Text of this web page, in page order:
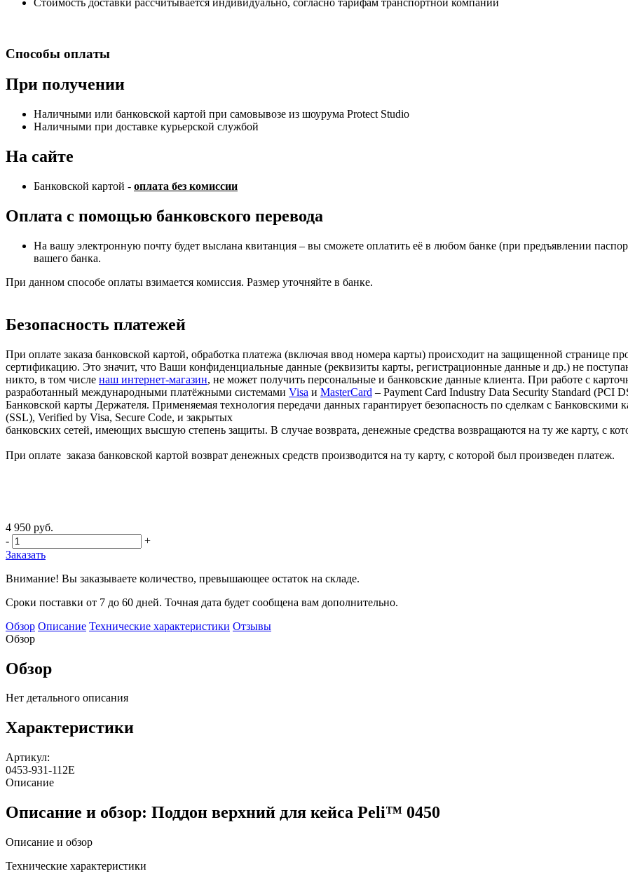
Способы оплаты
При получении
Наличными или банковской картой при самовывозе из шоурума Protect Studio
Наличными при доставке курьерской службой
На сайте
Банковской картой - оплата без комиссии
Оплата с помощью банковского перевода
На вашу электронную почту будет выслана квитанция – вы сможете оплатить её в любом банке (при предъявлении
вашего банка.
При данном способе оплаты взимается комиссия. Размер уточняйте в банке.
Безопасность платежей
При оплате заказа банковской картой, обработка платежа (включая ввод номера карты) происходит на защищенной странице
сертификацию. Это значит, что Ваши конфиденциальные данные (реквизиты карты, регистрационные данные и др.) не
никто, в том числе наш интернет-магазин, не может получить персональные и банковские данные клиента. При работе с
разработанный международными платёжными системами Visa и MasterCard – Payment Card Industry Data Security Standard (PCI
Банковской карты Держателя. Применяемая технология передачи данных гарантирует безопасность по сделкам с Банковскими
(SSL), Verified by Visa, Secure Code, и закрытых
банковских сетей, имеющих высшую степень защиты. В случае возврата, денежные средства возвращаются на ту же карту, с
При оплате заказа банковской картой возврат денежных средств производится на ту карту, с которой был произведен платеж.
4 950 руб.
-
+
Заказать
Внимание! Вы заказываете количество, превышающее остаток на складе.
Сроки поставки от 7 до 60 дней. Точная дата будет сообщена вам дополнительно.
Обзор Описание Технические характеристики Отзывы
Обзор
Обзор
Нет детального описания
Характеристики
Артикул:
0453-931-112E
Описание
Описание и обзор: Поддон верхний для кейса Peli™ 0450
Описание и обзор
Технические характеристики